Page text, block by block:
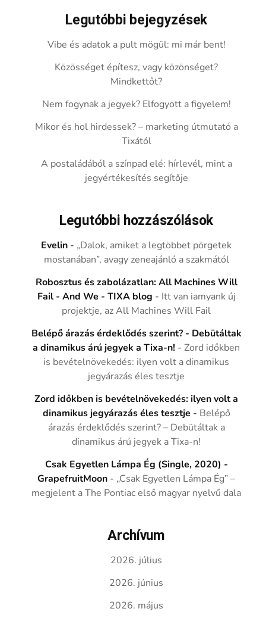
Legutóbbi bejegyzések
Vibe és adatok a pult mögül: mi már bent!
Közösséget építesz, vagy közönséget?
Mindkettőt?
Nem fogynak a jegyek? Elfogyott a figyelem!
Mikor és hol hirdessek? – marketing útmutató a
Tixától
A postaládából a színpad elé: hírlevél, mint a
jegyértékesítés segítője
Legutóbbi hozzászólások
Evelin - „Dalok, amiket a legtöbbet pörgetek
mostanában”, avagy zeneajánló a szakmától
Robosztus és zabolázatlan: All Machines Will
Fail - And We - TIXA blog - Itt van iamyank új
projektje, az All Machines Will Fail
Belépő árazás érdeklődés szerint? - Debütáltak
a dinamikus árú jegyek a Tixa-n! -Zord időkben
is bevételnövekedés: ilyen volt a dinamikus
jegyárazás éles tesztje
Zord időkben is bevételnövekedés: ilyen volt a
dinamikus jegyárazás éles tesztje - Belépő
árazás érdeklődés szerint? – Debütáltak a
dinamikus árú jegyek a Tixa-n!
Csak Egyetlen Lámpa Ég (Single, 2020) -
GrapefruitMoon - „Csak Egyetlen Lámpa Ég” –
megjelent a The Pontiac első magyar nyelvű dala
Archívum
2026. július
2026. június
2026. május